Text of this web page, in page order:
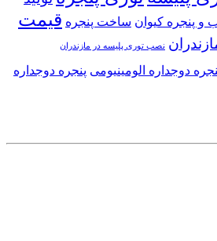
و پنجره کیوان ساخت پنجره قیمت
نصب توری پلیسه در مازندران
دوجداره الومینیومی پنجره دوجداره